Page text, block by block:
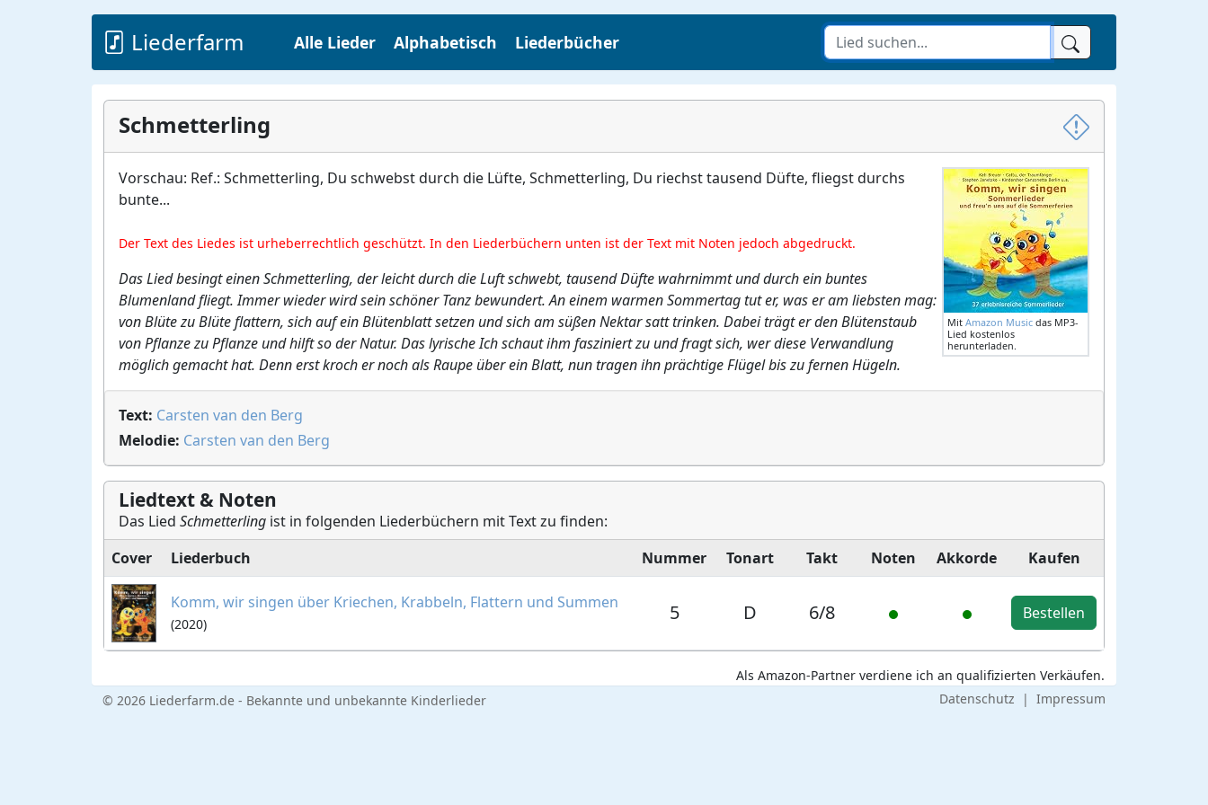
Liederfarm Alle Lieder Alphabetisch Liederbücher
Schmetterling
Mit Amazon Music das MP3-
Lied kostenlos
herunterladen.
Vorschau: Ref.: Schmetterling, Du schwebst durch die Lüfte, Schmetterling, Du riechst tausend Düfte, fliegst durchs
bunte...
Der Text des Liedes ist urheberrechtlich geschützt. In den Liederbüchern unten ist der Text mit Noten jedoch abgedruckt.
Das Lied besingt einen Schmetterling, der leicht durch die Luft schwebt, tausend Düfte wahrnimmt und durch ein buntes
Blumenland fliegt. Immer wieder wird sein schöner Tanz bewundert. An einem warmen Sommertag tut er, was er am liebsten mag:
von Blüte zu Blüte flattern, sich auf ein Blütenblatt setzen und sich am süßen Nektar satt trinken. Dabei trägt er den Blütenstaub
von Pflanze zu Pflanze und hilft so der Natur. Das lyrische Ich schaut ihm fasziniert zu und fragt sich, wer diese Verwandlung
möglich gemacht hat. Denn erst kroch er noch als Raupe über ein Blatt, nun tragen ihn prächtige Flügel bis zu fernen Hügeln.
Text: Carsten van den Berg
Melodie: Carsten van den Berg
Liedtext & Noten
Das Lied Schmetterling ist in folgenden Liederbüchern mit Text zu finden:
Cover
Liederbuch Nummer Tonart Takt Noten Akkorde Kaufen
Komm, wir singen über Kriechen, Krabbeln, Flattern und Summen
(2020) 5 D 6/8 Bestellen
Als Amazon-Partner verdiene ich an qualifizierten Verkäufen.
© 2026 Liederfarm.de - Bekannte und unbekannte Kinderlieder
Datenschutz | Impressum